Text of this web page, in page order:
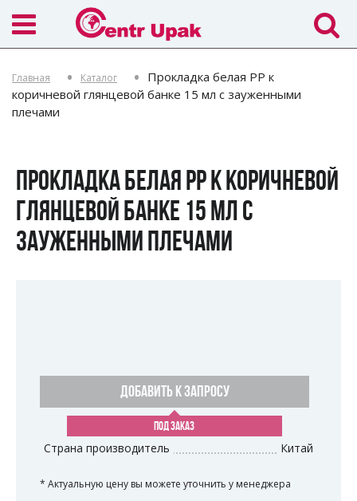
Главная Каталог
Прокладка белая PP к
коричневой глянцевой банке 15 мл с зауженными
плечами
ПРОКЛАДКА БЕЛАЯ PP К КОРИЧНЕВОЙ
ГЛЯНЦЕВОЙ БАНКЕ 15 МЛ С
ЗАУЖЕННЫМИ ПЛЕЧАМИ
ДОБАВИТЬ К ЗАПРОСУ
ПОД ЗАКАЗ
Страна производитель Китай
* Актуальную цену вы можете уточнить у менеджера